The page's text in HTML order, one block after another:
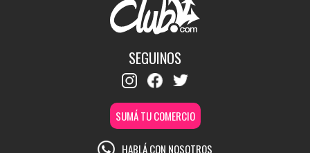
SEGUINOS
SUMÁ TU COMERCIO
HABLÁ CON NOSOTROS